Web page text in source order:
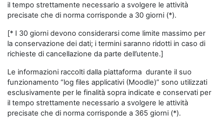
il tempo strettamente necessario a svolgere le attività
precisate che di norma corrisponde a 30 giorni (*).
[* I 30 giorni devono considerarsi come limite massimo per
la conservazione dei dati; i termini saranno ridotti in caso di
richieste di cancellazione da parte dell’utente.]
Le informazioni raccolti dalla piattaforma durante il suo
funzionamento “log files applicativi (Moodle)” sono utilizzati
esclusivamente per le finalità sopra indicate e conservati per
il tempo strettamente necessario a svolgere le attività
precisate che di norma corrisponde a 365 giorni (*).